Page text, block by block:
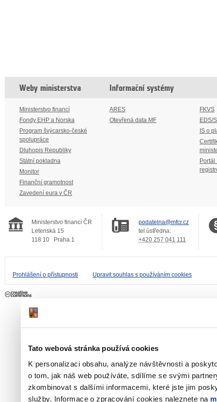
Tato webová stránka používá cookies
K personalizaci obsahu, analýze návštěvnosti a
o tom, jak náš web používáte, sdílíme se svými
zkombinovat s dalšími informacemi, které jste jim
služby. Informace o zpracování cookies naleznete na
Weby ministerstva
Ministerstvo financí
Fondy EHP a Norska
Program švýcarsko-české
spolupráce
Dluhopis Republiky
Státní pokladna
Monitor
Finanční gramotnost
Zavedení eura v ČR
Informační systémy
ARES
Otevřená data MF
FKVS
EDS/
IS o
Portál
Ministerstvo financí ČR
Letenská 15
118 10
Praha 1
podatelna@mfcr.cz
tel.ústředna:
+420 257 041 111
Prohlášení o přístupnosti Upravit souhlas s používáním cookies